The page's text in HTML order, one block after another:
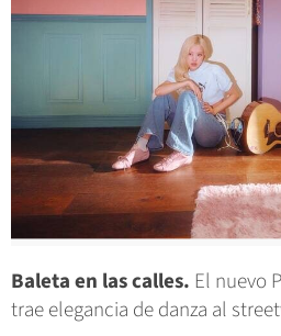
Baleta en las calles. El nuevo
trae elegancia de danza al